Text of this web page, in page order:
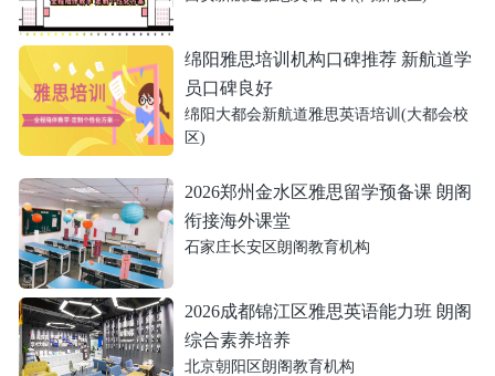
绵阳雅思培训机构口碑推荐 新航道学
员口碑良好
绵阳大都会新航道雅思英语培训(大都会校
区)
2026郑州金水区雅思留学预备课 朗阁
衔接海外课堂
石家庄长安区朗阁教育机构
2026成都锦江区雅思英语能力班 朗阁
综合素养培养
北京朝阳区朗阁教育机构